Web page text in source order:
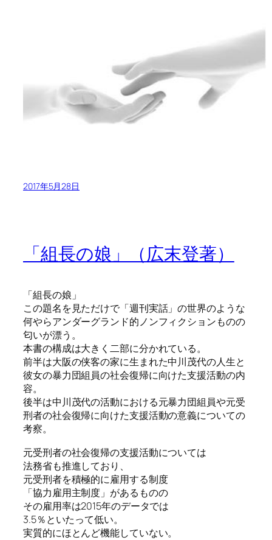
2017年5月28日
「組長の娘」（広末登著）
「組長の娘」
この題名を見ただけで「週刊実話」の世界のような
何やらアンダーグランド的ノンフィクションものの
匂いが漂う。
本書の構成は大きく二部に分かれている。
前半は大阪の侠客の家に生まれた中川茂代の人生と
彼女の暴力団組員の社会復帰に向けた支援活動の内
容。
後半は中川茂代の活動における元暴力団組員や元受
刑者の社会復帰に向けた支援活動の意義についての
考察。
元受刑者の社会復帰の支援活動については
法務省も推進しており、
元受刑者を積極的に雇用する制度
「協力雇用主制度」があるものの
その雇用率は2015年のデータでは
3.5％といたって低い。
実質的にほとんど機能していない。